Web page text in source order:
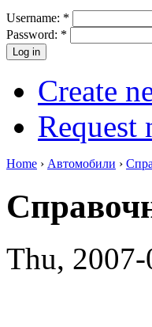
Username: *
Password: *
Create
Request
Home › Автомобили ›
Thu,